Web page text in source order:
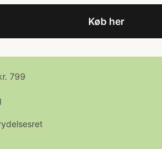
Køb her
799